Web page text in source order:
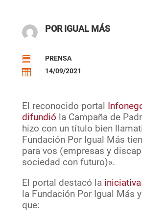
POR IGUAL MÁS
 PRENSA
 14/09/2021
El reconocido portal
difundió la Campaña de
hizo con un título bien
Fundación Por Igual Más
para vos (empresas y
sociedad con futuro)».
El portal destacó la
la Fundación Por Igual Más
que: